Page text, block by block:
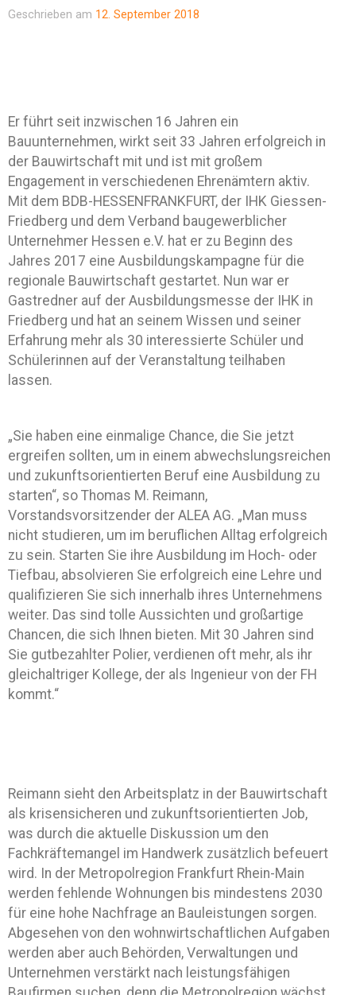
Geschrieben am 12. September 2018
Er führt seit inzwischen 16 Jahren ein
Bauunternehmen, wirkt seit 33 Jahren erfolgreich in
der Bauwirtschaft mit und ist mit großem
Engagement in verschiedenen Ehrenämtern aktiv.
Mit dem BDB-HESSENFRANKFURT, der IHK Giessen-
Friedberg und dem Verband baugewerblicher
Unternehmer Hessen e.V. hat er zu Beginn des
Jahres 2017 eine Ausbildungskampagne für die
regionale Bauwirtschaft gestartet. Nun war er
Gastredner auf der Ausbildungsmesse der IHK in
Friedberg und hat an seinem Wissen und seiner
Erfahrung mehr als 30 interessierte Schüler und
Schülerinnen auf der Veranstaltung teilhaben
lassen.
„Sie haben eine einmalige Chance, die Sie jetzt
ergreifen sollten, um in einem abwechslungsreichen
und zukunftsorientierten Beruf eine Ausbildung zu
starten“, so Thomas M. Reimann,
Vorstandsvorsitzender der ALEA AG. „Man muss
nicht studieren, um im beruflichen Alltag erfolgreich
zu sein. Starten Sie ihre Ausbildung im Hoch- oder
Tiefbau, absolvieren Sie erfolgreich eine Lehre und
qualifizieren Sie sich innerhalb ihres Unternehmens
weiter. Das sind tolle Aussichten und großartige
Chancen, die sich Ihnen bieten. Mit 30 Jahren sind
Sie gutbezahlter Polier, verdienen oft mehr, als ihr
gleichaltriger Kollege, der als Ingenieur von der FH
kommt.“
Reimann sieht den Arbeitsplatz in der Bauwirtschaft
als krisensicheren und zukunftsorientierten Job,
was durch die aktuelle Diskussion um den
Fachkräftemangel im Handwerk zusätzlich befeuert
wird. In der Metropolregion Frankfurt Rhein-Main
werden fehlende Wohnungen bis mindestens 2030
für eine hohe Nachfrage an Bauleistungen sorgen.
Abgesehen von den wohnwirtschaftlichen Aufgaben
werden aber auch Behörden, Verwaltungen und
Unternehmen verstärkt nach leistungsfähigen